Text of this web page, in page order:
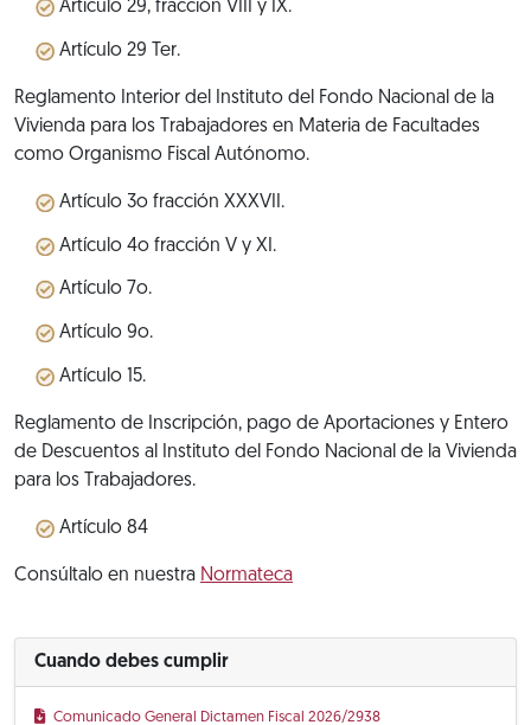
Artículo 29, fracción VIII y IX.
Artículo 29 Ter.
Reglamento Interior del Instituto del Fondo Nacional de la
Vivienda para los Trabajadores en Materia de Facultades
como Organismo Fiscal Autónomo.
Artículo 3o fracción XXXVII.
Artículo 4o fracción V y XI.
Artículo 7o.
Artículo 9o.
Artículo 15.
Reglamento de Inscripción, pago de Aportaciones y Entero
de Descuentos al Instituto del Fondo Nacional de la Vivienda
para los Trabajadores.
Artículo 84
Consúltalo en nuestra Normateca
Cuando debes cumplir
Comunicado General Dictamen Fiscal 2026/2938